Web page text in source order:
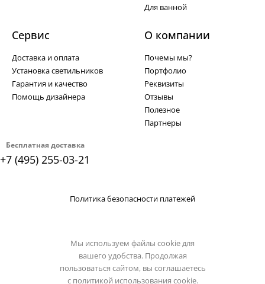
Бесплатная доставка
+7 (495) 255-03-21
Для ванной
Сервис
Доставка и оплата
Установка светильников
Гарантия и качество
Помощь дизайнера
О компании
Почемы мы?
Портфолио
Реквизиты
Отзывы
Полезное
Партнеры
Политика безопасности платежей
Мы используем файлы cookie для
вашего удобства. Продолжая
пользоваться сайтом, вы соглашаетесь
с политикой использования cookie.